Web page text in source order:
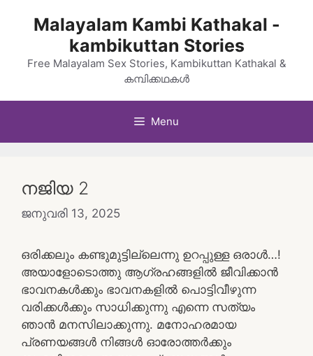
Malayalam Kambi Kathakal -
kambikuttan Stories
Free Malayalam Sex Stories, Kambikuttan Kathakal &
കമ്പിക്കഥകൾ
Menu
നജിയ 2
ജനുവരി 13, 2025
ഒരിക്കലും കണ്ടുമുട്ടില്ലെന്നു ഉറപ്പുള്ള ഒരാൾ…!
അയാളോടൊത്തു ആഗ്രഹങ്ങളിൽ ജീവിക്കാൻ
ഭാവനകൾക്കും ഭാവനകളിൽ പൊട്ടിവീഴുന്ന
വരിക്കൾക്കും സാധിക്കുന്നു എന്നെ സത്യം
ഞാൻ മനസിലാക്കുന്നു. മനോഹരമായ
പ്രണയങ്ങൾ നിങ്ങൾ ഓരോത്തർക്കും